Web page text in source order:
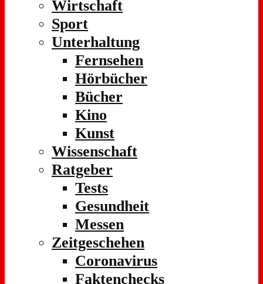
Wirtschaft
Sport
Unterhaltung
Fernsehen
Hörbücher
Bücher
Kino
Kunst
Wissenschaft
Ratgeber
Tests
Gesundheit
Messen
Zeitgeschehen
Coronavirus
Faktenchecks